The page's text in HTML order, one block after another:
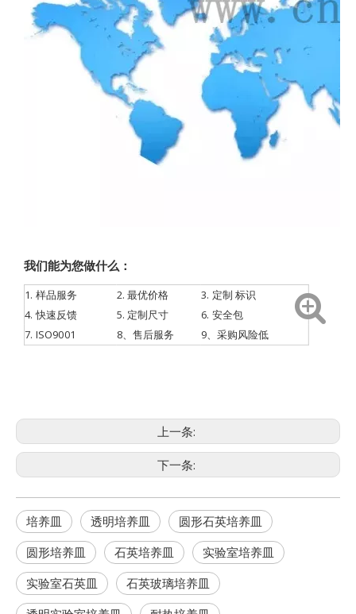
我们能为您做什么：
1. 样品服务 2. 最优价格 3. 定制 标识
4.快速反馈 5. 定制尺寸
6. 安全包
7. ISO9001 8、售后服务 9、采购风险低
上一条:
下一条:
培养皿 透明培养皿
圆形石英培养皿
圆形培养皿
石英培养皿
实验室培养皿
实验室石英皿
石英玻璃培养皿